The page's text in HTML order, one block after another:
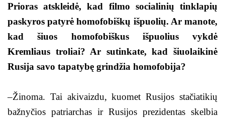
Prioras atskleidė, kad filmo socialinių tinklapių
paskyros patyrė homofobiškų išpuolių. Ar manote,
kad šiuos homofobiškus išpuolius vykdė
Kremliaus troliai? Ar sutinkate, kad šiuolaikinė
Rusija savo tapatybę grindžia homofobija?
–Žinoma. Tai akivaizdu, kuomet Rusijos stačiatikių
bažnyčios patriarchas ir Rusijos prezidentas skelbia